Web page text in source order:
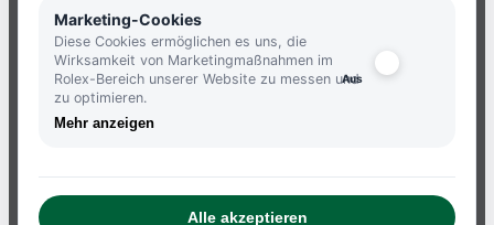
IMPRESSUM
Marketing-Cookies
Diese Cookies ermöglichen es uns, die
Wirksamkeit von Marketingmaßnahmen im
Rolex-Bereich unserer Website zu messen und
zu optimieren.
Mehr anzeigen
Alle akzeptieren